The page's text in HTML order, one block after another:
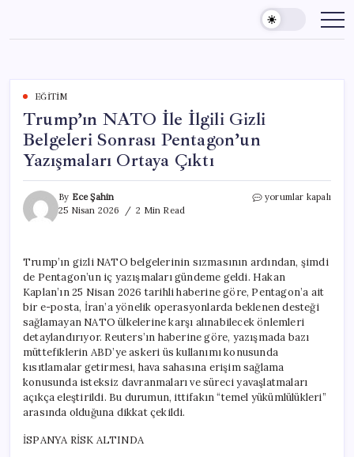
content
EĞITIM
Trump’ın NATO İle İlgili Gizli
Belgeleri Sonrası Pentagon’un
Yazışmaları Ortaya Çıktı
By Ece Şahin
25 Nisan 2026
2 Min Read
Trump’ın
Belgeleri
Sonrası
Pentagon’un
Yazışmaları
Ortaya
Çıktı
için
yorumlar kapalı
Trump’ın gizli NATO belgelerinin sızmasının ardından, şimdi
de Pentagon’un iç yazışmaları gündeme geldi. Hakan
Kaplan’ın 25 Nisan 2026 tarihli haberine göre, Pentagon’a ait
bir e-posta, İran’a yönelik operasyonlarda beklenen desteği
sağlamayan NATO ülkelerine karşı alınabilecek önlemleri
detaylandırıyor. Reuters’ın haberine göre, yazışmada bazı
müttefiklerin ABD’ye askeri üs kullanımı konusunda
kısıtlamalar getirmesi, hava sahasına erişim sağlama
konusunda isteksiz davranmaları ve süreci yavaşlatmaları
açıkça eleştirildi. Bu durumun, ittifakın “temel yükümlülükleri”
arasında olduğuna dikkat çekildi.
İSPANYA RİSK ALTINDA